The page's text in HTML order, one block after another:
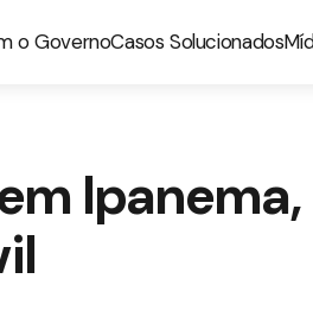
o GovernoCasos Solucionados
Ipanema,